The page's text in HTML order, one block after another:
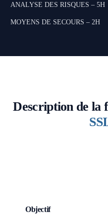
ANALYSE DES RISQUES – 5H
MOYENS DE SECOURS – 2H
Description de la
Objectif